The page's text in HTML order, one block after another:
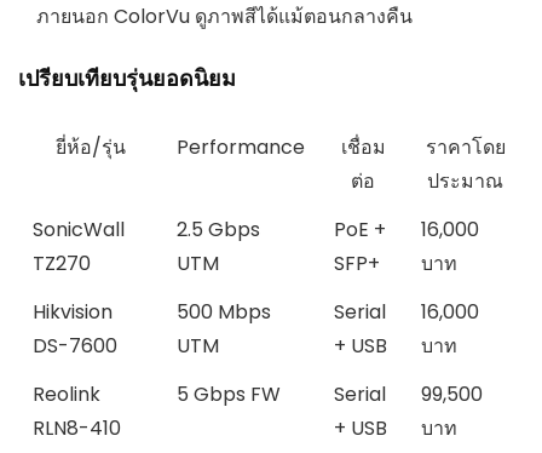
ภายนอก ColorVu ดูภาพสีได้แม้ตอนกลางคืน
เปรียบเทียบรุ่นยอดนิยม
ยี่ห้อ/รุ่น Performance
เชื่อม
ต่อ
ราคาโดย
ประมาณ
SonicWall
TZ270
2.5 Gbps
UTM
PoE +
SFP+
16,000
บาท
Hikvision
DS-7600
500 Mbps
UTM
Serial
+ USB
16,000
บาท
Reolink
RLN8-410
5 Gbps FW
Serial
+ USB
99,500
บาท